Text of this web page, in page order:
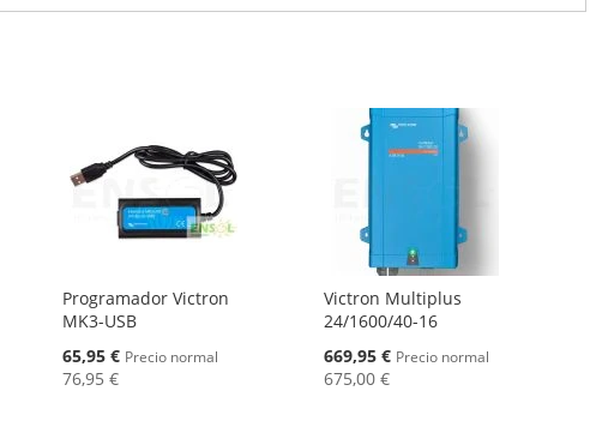
Programador Victron
MK3-USB
Oferta
65,95 € Precio normal
76,95 €
Victron Multiplus
24/1600/40-16
Oferta
669,95 € Precio normal
675,00 €